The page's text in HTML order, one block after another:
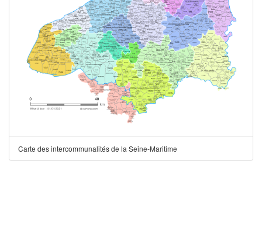
Carte des intercommunalités de la Seine-Maritime